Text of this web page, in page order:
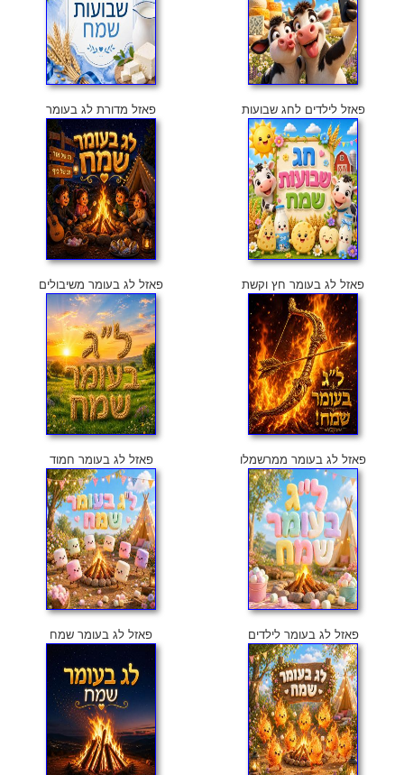
פאזל לילדים לחג שבועות פאזל מדורת לג בעומר
פאזל לג בעומר חץ וקשת פאזל לג בעומר משיבולים
פאזל לג בעומר ממרשמלו פאזל לג בעומר חמוד
פאזל לג בעומר לילדים פאזל לג בעומר שמח